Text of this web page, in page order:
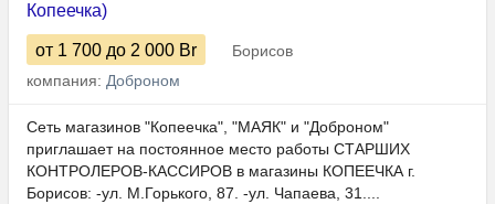
Копеечка)
от 1 700 до 2 000 Br
Борисов
компания: Доброном
Сеть магазинов "Копеечка", "МАЯК" и "Доброном"
приглашает на постоянное место работы СТАРШИХ
КОНТРОЛЕРОВ-КАССИРОВ в магазины КОПЕЕЧКА г.
Борисов: -ул. М.Горького, 87. -ул. Чапаева, 31....